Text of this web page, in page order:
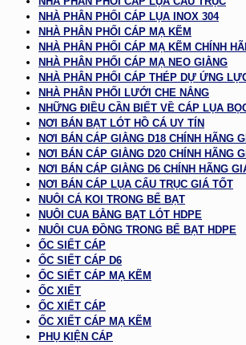
NHÀ PHÂN PHỐI CÁP LỤA INOX 304
NHÀ PHÂN PHỐI CÁP MẠ KẼM
NHÀ PHÂN PHỐI CÁP MẠ KẼM CHÍNH
NHÀ PHÂN PHỐI CÁP MẠ NEO GIẰNG
NHÀ PHÂN PHỐI CÁP THÉP DỰ ỨNG
NHÀ PHÂN PHỐI LƯỚI CHE NẮNG
NHỮNG ĐIỀU CẦN BIẾT VỀ CÁP LỤA
NƠI BÁN BẠT LÓT HỒ CÁ UY TÍN
NƠI BÁN CÁP GIẰNG D18 CHÍNH HÃNG
NƠI BÁN CÁP GIẰNG D20 CHÍNH HÃNG
NƠI BÁN CÁP GIẰNG D6 CHÍNH HÃNG
NƠI BÁN CÁP LỤA CẨU TRỤC GIÁ TỐT
NUÔI CÁ KOI TRONG BỂ BẠT
NUÔI CUA BẰNG BẠT LÓT HDPE
NUÔI CUA ĐỒNG TRONG BỂ BẠT HDPE
ỐC SIẾT CÁP
ỐC SIẾT CÁP D6
ỐC SIẾT CÁP MẠ KẼM
ỐC XIẾT
ỐC XIẾT CÁP
ỐC XIẾT CÁP MẠ KẼM
PHỤ KIỆN CÁP